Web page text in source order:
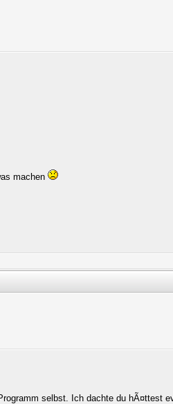
machen
selbst. Ich dachte du hÃ¤ttest